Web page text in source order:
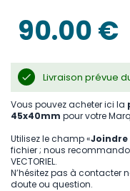
gallery
90.00 €
Livraison prévue
Vous pouvez acheter ici la
45x40mm pour votre
Utilisez le champ «Joindre
fichier ; nous
VECTORIEL.
N’hésitez pas à contacter
doute ou question.